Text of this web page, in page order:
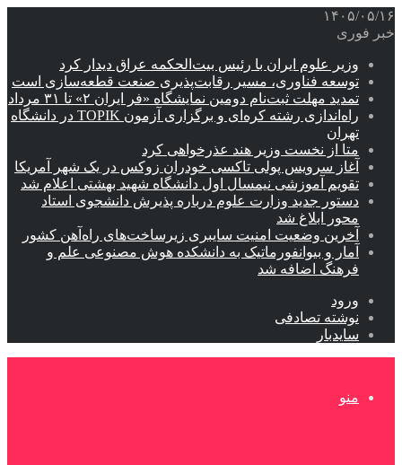
۱۴۰۵/۰۵/۱۶
خبر فوری
وزیر علوم ایران با رئیس بیت‌الحکمه عراق دیدار کرد
توسعه فناوری، مسیر رقابت‌پذیری صنعت قطعه‌سازی است
تمدید مهلت ثبت‌نام دومین نمایشگاه «فر ایران ۲» تا ۳۱ مرداد
راه‌اندازی رشته کره‌ای و برگزاری آزمون TOPIK در دانشگاه
تهران
متا از نخست وزیر هند عذرخواهی کرد
آغاز سرویس پولی تاکسی خودران زوکس در یک شهر آمریکا
تقویم آموزشی نیمسال اول دانشگاه شهید بهشتی اعلام شد
دستور جدید وزارت علوم درباره پذیرش دانشجوی استاد
محور ابلاغ شد
آخرین وضعیت امنیت سایبری زیرساخت‌های راه‌آهن کشور
آمار و بیوانفورماتیک به دانشکده هوش مصنوعی علم و
فرهنگ اضافه شد
ورود
نوشته تصادفی
سایدبار
منو